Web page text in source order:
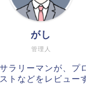
管理人
がし
ラリーマンが、プ
トなどをレビュー